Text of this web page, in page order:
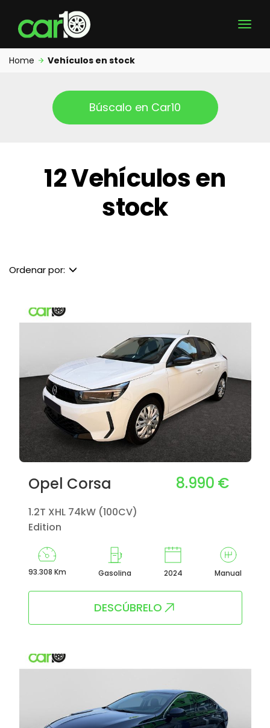
Home Vehículos en stock
Búscalo en Car10
12 Vehículos en
stock
Ordenar por:
Opel Corsa
1.2T XHL 74kW (100CV)
Edition
8.990 €
93.308 Km Gasolina 2024 Manual
DESCÚBRELO